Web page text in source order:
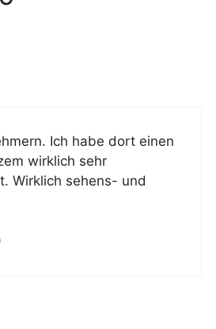
Ich habe dort einen
wirklich sehr
Wirklich sehens- und